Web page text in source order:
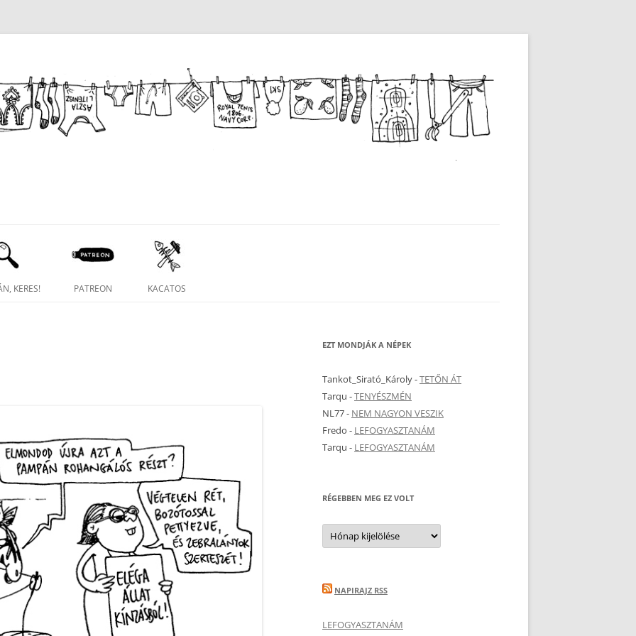
KERES! PATREON KACATOS
EZT MONDJÁK A NÉPEK
Tankot_Sirató_Károly-TETŐN ÁT
Tarqu -TENYÉSZMÉN
NL77- NEM NAGYON VESZIK
Fredo - LEFOGYASZTANÁM
Tarqu - LEFOGYASZTANÁM
RÉGEBBEN MEG EZ VOLT
Régebben
meg
ez
NAPIRAJZ RSS
LEFOGYASZTANÁM